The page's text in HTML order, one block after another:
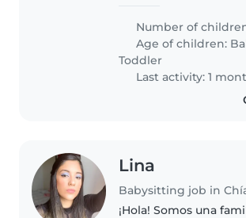
labrador, nosotros
psicólogos, muy
organizados y nos
empáticos..
Number of
Age of children:
Toddler
Last activity: 1
Lina
Babysitting job in
¡Hola! Somos una